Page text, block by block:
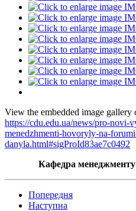
View the embedded image gallery
https://cdu.edu.ua/news/pro-
menedzhmenti-hovoryly-na-
danyla.html#sigProId83ae7c0492
Кафедра
Попередня
Наступна